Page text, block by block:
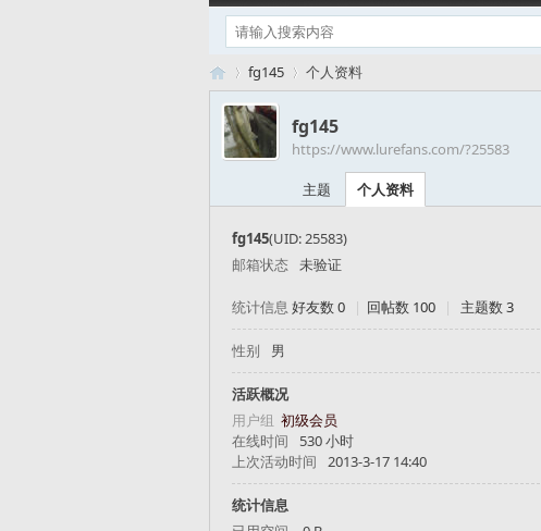
›
fg145 个人资料
fg145
https://www.lurefans.com/?25583
主题 个人资料
fg145(UID: 25583)
邮箱状态 未验证
统计信息 好友数 0 | 回帖数 100 | 主题数 3
性别 男
活跃概况
用户组 初级会员
在线时间
530 小时
上次活动时间
2013-3-17 14:40
统计信息